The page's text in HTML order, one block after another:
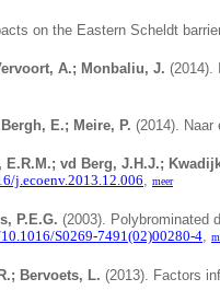
on the Eastern Scheldt
A.; Monbaliu, J. (2014).
E.; Meire, P. (2014). Naar
vd Berg, J.H.J.;
j.ecoenv.2013.12.006, meer
P.E.G. (2003). Polybrominated
S0269-7491(02)00280-4,
Bervoets, L. (2013). Factors